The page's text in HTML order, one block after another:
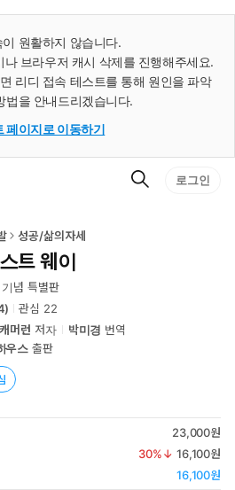
이 원활하지 않습니다.
브라우저 캐시 삭제를 진행해주세요.
리디 접속 테스트를 통해 원인을 파악
법을 안내드리겠습니다.
페이지로 이동하기
검
로그인
성공/삶의자세
트 웨이
념 특별판
) 관심 22
머런 저자 박미경 번역
우스 출판
23,000원
30%↓ 16,100원
16,100원